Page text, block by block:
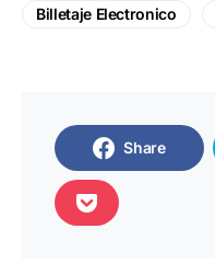
Billetaje Electronico
Share